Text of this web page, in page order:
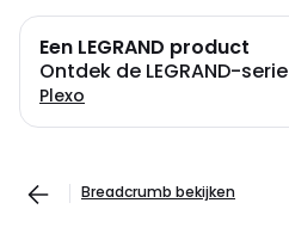
Een LEGRAND product
Ontdek de LEGRAND-serie
Plexo
Breadcrumb bekijken